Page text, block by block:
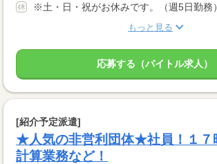
※土・日・祝がお休みです。（週5日勤務）
もっと見る
応募する（バイトル求人）
[紹介予定派遣]
★人気の非営利団体★社員！１７
計算業務など！